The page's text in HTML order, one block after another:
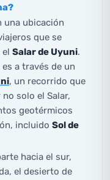
una ubicación
que se
Salar de Uyuni.
a través de un
, un recorrido que
solo el Salar,
geotérmicos
incluido Sol de
hacia el sur,
el desierto de